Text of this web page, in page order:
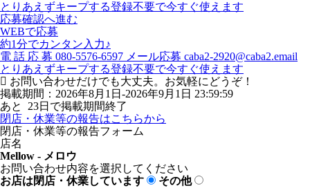
とりあえずキープする登録不要で今すぐ使えます
応募確認へ進む
WEBで応募
約1分でカンタン入力♪
電 話 応 募 080-5576-6597 メール応募 caba2-2920@caba2.email
とりあえずキープする登録不要で今すぐ使えます
お問い合わせだけでも大丈夫。お気軽にどうぞ！
掲載期間：2026年8月1日-2026年9月1日 23:59:59
あと 23日で掲載期間終了
閉店・休業等の報告はこちらから
閉店・休業等の報告フォーム
店名
Mellow - メロウ
お問い合わせ内容を選択してください
お店は閉店・休業しています
その他